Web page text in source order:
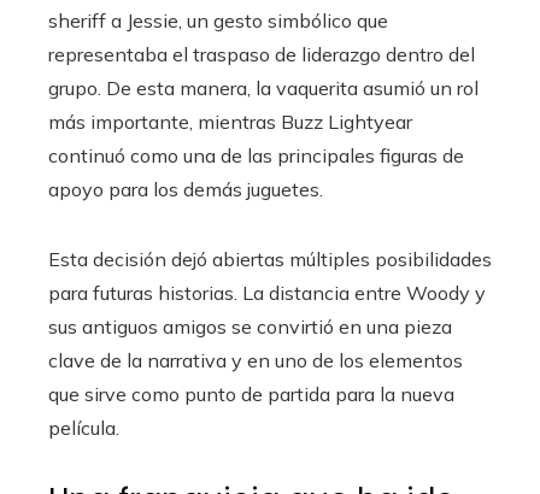
sheriff a Jessie, un gesto simbólico que
representaba el traspaso de liderazgo dentro del
grupo. De esta manera, la vaquerita asumió un rol
más importante, mientras Buzz Lightyear
continuó como una de las principales figuras de
apoyo para los demás juguetes.
Esta decisión dejó abiertas múltiples posibilidades
para futuras historias. La distancia entre Woody y
sus antiguos amigos se convirtió en una pieza
clave de la narrativa y en uno de los elementos
que sirve como punto de partida para la nueva
película.